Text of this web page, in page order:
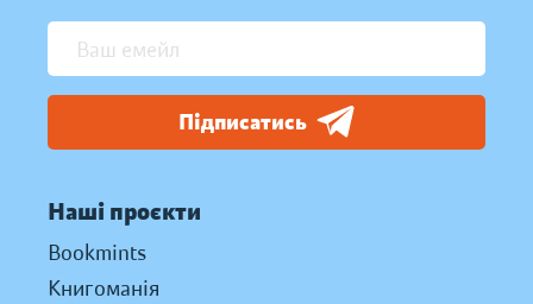
Підписатись
Наші проєкти
Bookmints
Книгоманія